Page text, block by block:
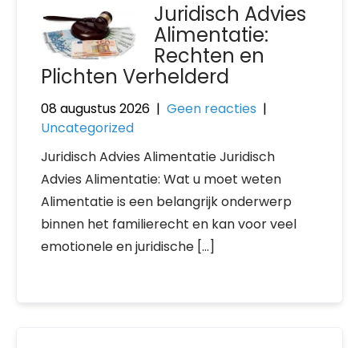
Juridisch Advies
Alimentatie:
Rechten en
Plichten Verhelderd
08 augustus 2026 | Geen reacties |
Uncategorized
Juridisch Advies Alimentatie Juridisch
Advies Alimentatie: Wat u moet weten
Alimentatie is een belangrijk onderwerp
binnen het familierecht en kan voor veel
emotionele en juridische […]